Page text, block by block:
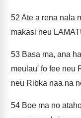
52 Ate a rena nala
makasi neu
53 Basa ma, ana
meulauꞌ fo fee neu
neu Ribka naa na
54 Boe ma no